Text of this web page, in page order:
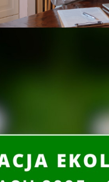
duże zainteresowanie ze
zostały bowiem wydane
na 100-lecie niepodległości
wystarczyło 10 sztuk
surowcami 2
wiedzę nt. środowiska
Polski
środowisko i odpowiedzialne
naszej akcji biorą udział
—
Ochrony Środowiska i